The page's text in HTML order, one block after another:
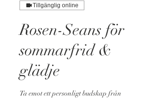
Tillgänglig online
Rosen-Seans för
sommarfrid &
glädje
Ta emot ett personligt budskap från